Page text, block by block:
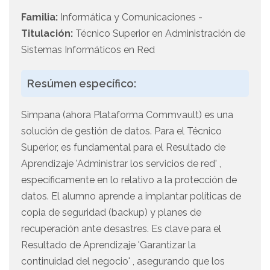
Familia: Informática y Comunicaciones -
Titulación: Técnico Superior en Administración de
Sistemas Informáticos en Red
Resúmen específico:
Simpana (ahora Plataforma Commvault) es una
solución de gestión de datos. Para el Técnico
Superior, es fundamental para el Resultado de
Aprendizaje 'Administrar los servicios de red' ,
específicamente en lo relativo a la protección de
datos. El alumno aprende a implantar políticas de
copia de seguridad (backup) y planes de
recuperación ante desastres. Es clave para el
Resultado de Aprendizaje 'Garantizar la
continuidad del negocio' , asegurando que los